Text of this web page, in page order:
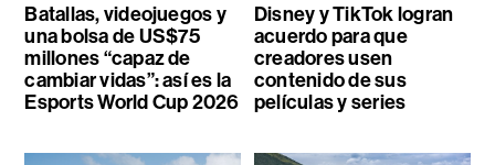
Batallas, videojuegos y
una bolsa de US$75
millones “capaz de
cambiar vidas”: así es la
Esports World Cup 2026
Disney y TikTok logran
acuerdo para que
creadores usen
contenido de sus
películas y series